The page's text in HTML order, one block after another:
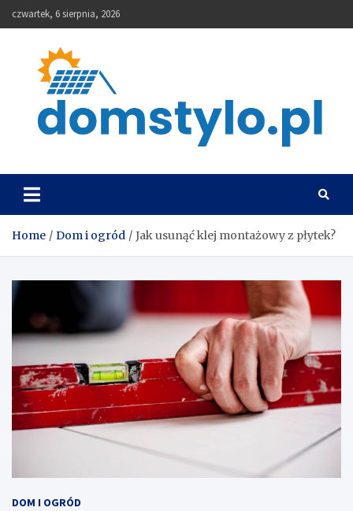
to
czwartek, 6 sierpnia, 2026
DomStylo
Home Dom i ogród Jak usunąć klej montażowy z płytek?
DOM I OGRÓD